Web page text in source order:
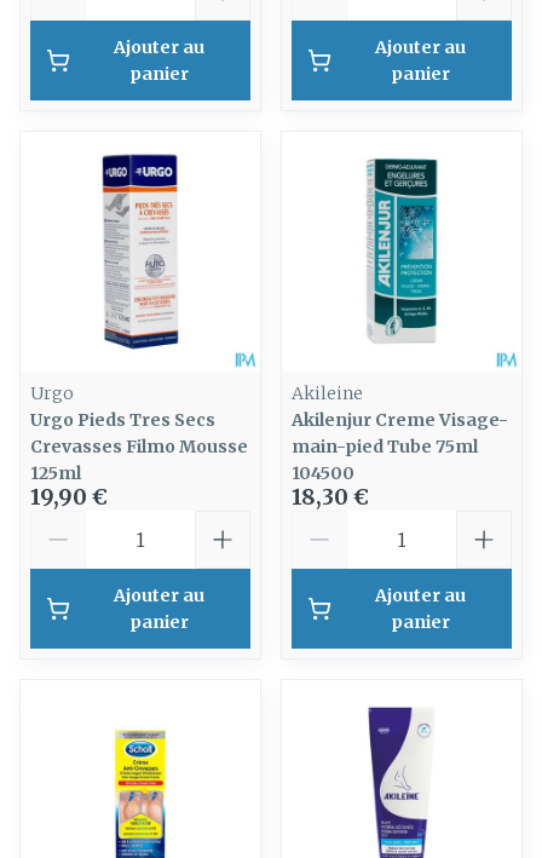
Ajouter au
panier
Ajouter au
panier
Urgo
Urgo Pieds Tres Secs
Crevasses Filmo Mousse
125ml
19,90 €
Ajouter au
panier
Akileine
Akilenjur Creme Visage-
main-pied Tube 75ml
104500
18,30 €
Ajouter au
panier